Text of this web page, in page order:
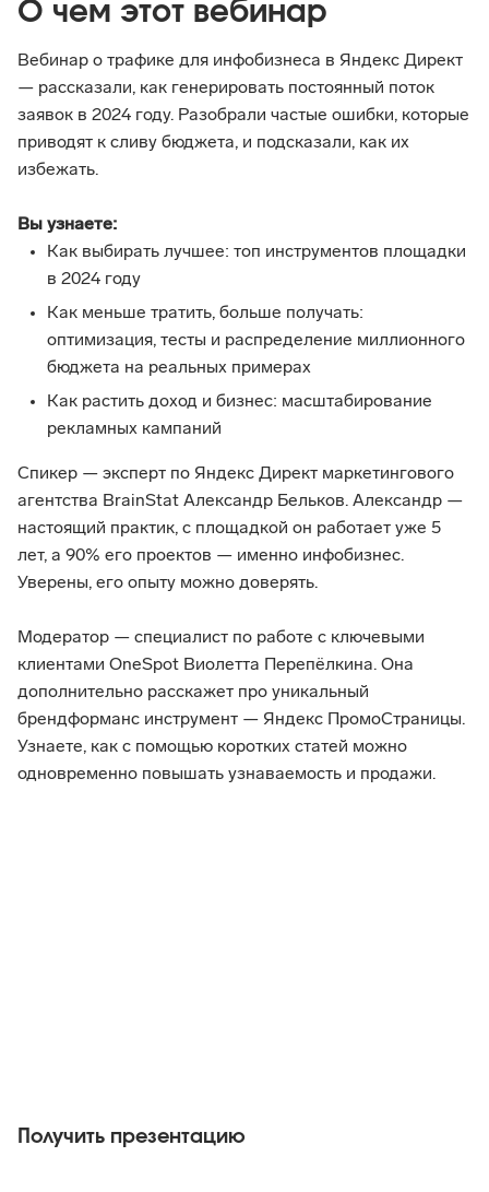
О чем этот вебинар
Вебинар о трафике для инфобизнеса в Яндекс Директ
— рассказали, как генерировать постоянный поток
заявок в 2024 году. Разобрали частые ошибки, которые
приводят к сливу бюджета, и подсказали, как их
избежать.
Вы узнаете:
Как выбирать лучшее: топ инструментов площадки
в 2024 году
Как меньше тратить, больше получать:
оптимизация, тесты и распределение миллионного
бюджета на реальных примерах
Как растить доход и бизнес: масштабирование
рекламных кампаний
Спикер — эксперт по Яндекс Директ маркетингового
агентства BrainStat Александр Бельков. Александр —
настоящий практик, с площадкой он работает уже 5
лет, а 90% его проектов — именно инфобизнес.
Уверены, его опыту можно доверять.
Модератор — специалист по работе с ключевыми
клиентами OneSpot Виолетта Перепёлкина. Она
дополнительно расскажет про уникальный
брендформанс инструмент — Яндекс ПромоСтраницы.
Узнаете, как с помощью коротких статей можно
одновременно повышать узнаваемость и продажи.
Получить презентацию